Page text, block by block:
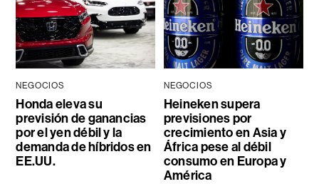
NEGOCIOS
Honda eleva su
previsión de ganancias
por el yen débil y la
demanda de híbridos en
EE.UU.
NEGOCIOS
Heineken supera
previsiones por
crecimiento en Asia y
África pese al débil
consumo en Europa y
América